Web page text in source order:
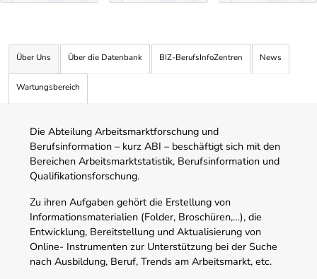
Über Uns Über die Datenbank BIZ-BerufsInfoZentren News
Wartungsbereich
Die Abteilung Arbeitsmarktforschung und
Berufsinformation – kurz ABI – beschäftigt sich mit den
Bereichen Arbeitsmarktstatistik, Berufsinformation und
Qualifikationsforschung.
Zu ihren Aufgaben gehört die Erstellung von
Informationsmaterialien (Folder, Broschüren,…), die
Entwicklung, Bereitstellung und Aktualisierung von
Online- Instrumenten zur Unterstützung bei der Suche
nach Ausbildung, Beruf, Trends am Arbeitsmarkt, etc.